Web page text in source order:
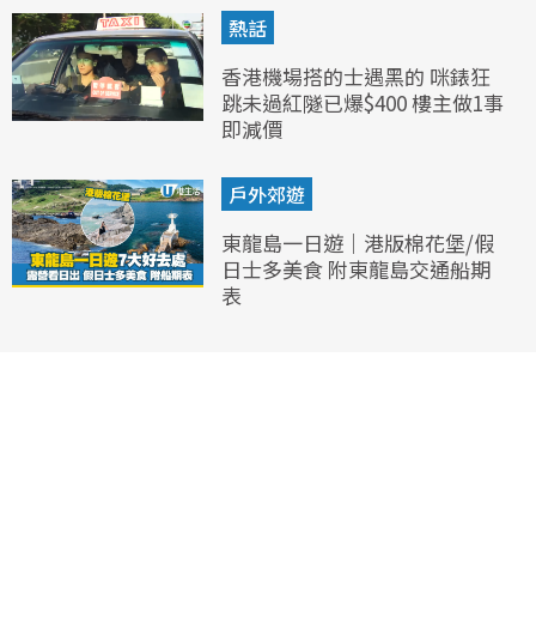
熱話
香港機場搭的士遇黑的 咪錶狂
跳未過紅隧已爆$400 樓主做1事
即減價
戶外郊遊
東龍島一日遊｜港版棉花堡/假
日士多美食 附東龍島交通船期
表